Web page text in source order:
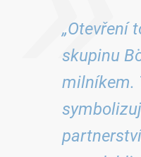
„Otevření
skupinu
milníkem.